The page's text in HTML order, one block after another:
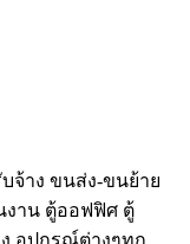
จ้าง ขนส่ง-ขนย้าย
งาน ตู้ออฟฟิศ ตู้